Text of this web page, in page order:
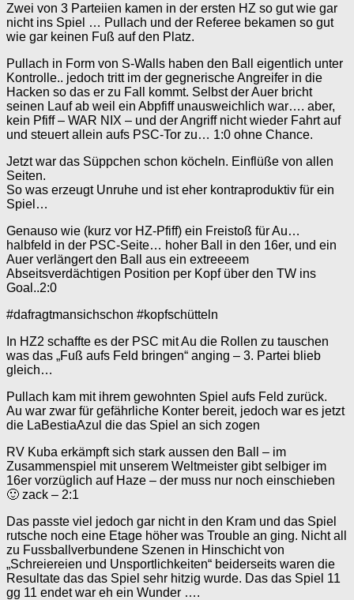
Zwei von 3 Parteiien kamen in der ersten HZ so gut wie gar
nicht ins Spiel … Pullach und der Referee bekamen so gut
wie gar keinen Fuß auf den Platz.
Pullach in Form von S-Walls haben den Ball eigentlich unter
Kontrolle.. jedoch tritt im der gegnerische Angreifer in die
Hacken so das er zu Fall kommt. Selbst der Auer bricht
seinen Lauf ab weil ein Abpfiff unausweichlich war…. aber,
kein Pfiff – WAR NIX – und der Angriff nicht wieder Fahrt auf
und steuert allein aufs PSC-Tor zu… 1:0 ohne Chance.
Jetzt war das Süppchen schon köcheln. Einflüße von allen
Seiten.
So was erzeugt Unruhe und ist eher kontraproduktiv für ein
Spiel…
Genauso wie (kurz vor HZ-Pfiff) ein Freistoß für Au…
halbfeld in der PSC-Seite… hoher Ball in den 16er, und ein
Auer verlängert den Ball aus ein extreeeem
Abseitsverdächtigen Position per Kopf über den TW ins
Goal..2:0
#dafragtmansichschon #kopfschütteln
In HZ2 schaffte es der PSC mit Au die Rollen zu tauschen
was das „Fuß aufs Feld bringen“ anging – 3. Partei blieb
gleich…
Pullach kam mit ihrem gewohnten Spiel aufs Feld zurück.
Au war zwar für gefährliche Konter bereit, jedoch war es jetzt
die LaBestiaAzul die das Spiel an sich zogen
RV Kuba erkämpft sich stark aussen den Ball – im
Zusammenspiel mit unserem Weltmeister gibt selbiger im
16er vorzüglich auf Haze – der muss nur noch einschieben
🙂 zack – 2:1
Das passte viel jedoch gar nicht in den Kram und das Spiel
rutsche noch eine Etage höher was Trouble an ging. Nicht all
zu Fussballverbundene Szenen in Hinschicht von
„Schreiereien und Unsportlichkeiten“ beiderseits waren die
Resultate das das Spiel sehr hitzig wurde. Das das Spiel 11
gg 11 endet war eh ein Wunder ….